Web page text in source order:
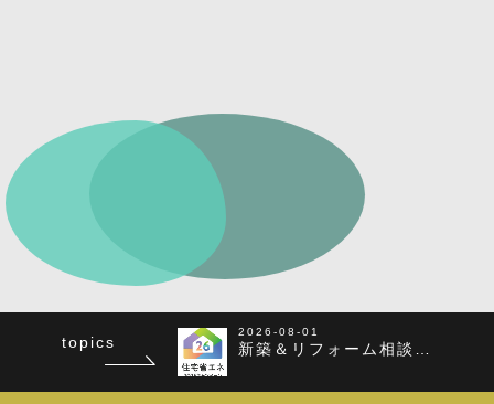
topics
2026-08-01
新築＆リフォーム相談会